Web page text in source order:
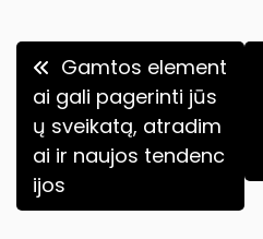
Navigacija
tarp
įrašų
Gamtos element
ai gali pagerinti jūs
ų sveikatą, atradim
ai ir naujos tendenc
ijos